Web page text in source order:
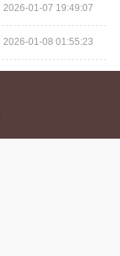
2026-01-07 19:49:07
2026-01-08 01:55:23